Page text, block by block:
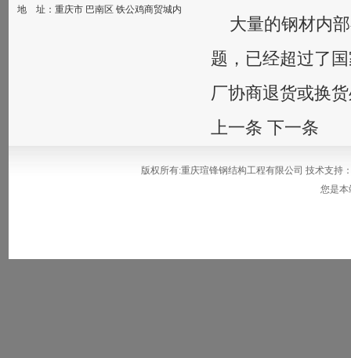
地 址：重庆市 巴南区 铁公鸡商贸城内
大量的钢材内部
题，已经超过了
厂协商退货或换
上一条 下一条
版权所有:重庆瑄锋钢结构工程有限公司 技术支持
您是